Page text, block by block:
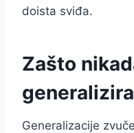
doista sviđa.
Zašto
Generalizacije